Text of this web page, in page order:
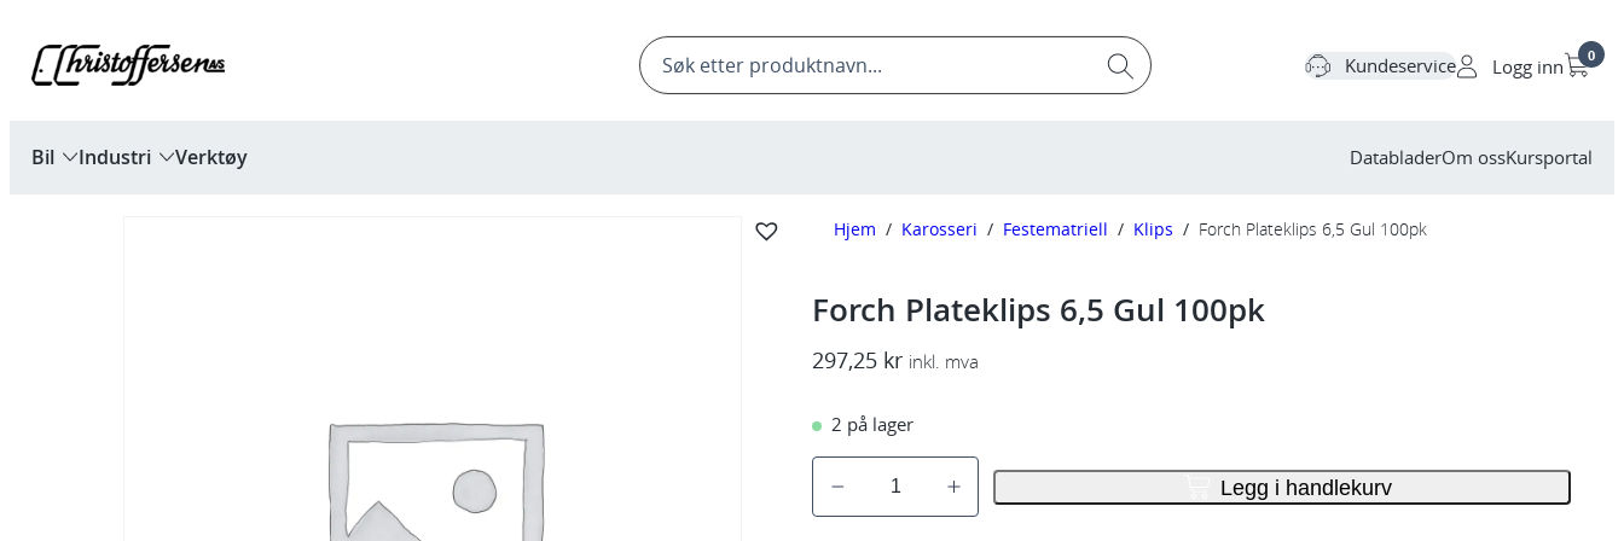
innhold
Products
search Kundeservice Logg inn 0
Bil Industri Verktøy DatabladerOm ossKursportal
Hjem / Karosseri / Festematriell / Klips / Forch Plateklips 6,5 Gul 100pk
Forch Plateklips 6,5 Gul 100pk
297,25 kr inkl. mva
2 på lager
o
Legg i handlekurv